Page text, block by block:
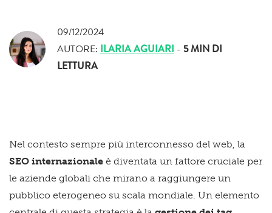
09/12/2024
AUTORE: ILARIA AGUIARI - 5 MIN DI
LETTURA
Nel contesto sempre più interconnesso del web, la
SEO internazionale è diventata un fattore cruciale per
le aziende globali che mirano a raggiungere un
pubblico eterogeneo su scala mondiale. Un elemento